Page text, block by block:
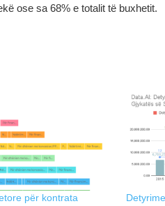
ose sa 68% e totalit të buxhetit.
për kontrata